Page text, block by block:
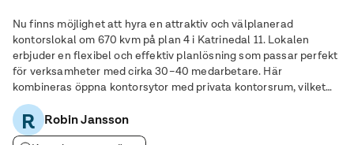
Nu finns möjlighet att hyra en attraktiv och välplanerad
kontorslokal om 670 kvm på plan 4 i Katrinedal 11. Lokalen
erbjuder en flexibel och effektiv planlösning som passar perfekt
för verksamheter med cirka 30–40 medarbetare. Här
kombineras öppna kontorsytor med privata kontorsrum, vilket
skapar en dynamisk arbetsmiljö som kan anpassas efter era
behov. Lokalen rymmer två större konferens- eller
R Robin Jansson